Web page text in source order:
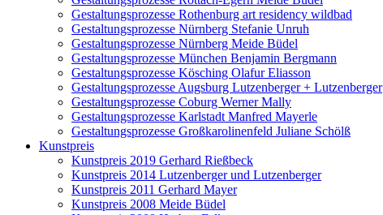
Gestaltungsprozesse Rothenburg art residency wildbad
Gestaltungsprozesse Nürnberg Stefanie Unruh
Gestaltungsprozesse Nürnberg Meide Büdel
Gestaltungsprozesse München Benjamin Bergmann
Gestaltungsprozesse Kösching Olafur Eliasson
Gestaltungsprozesse Augsburg Lutzenberger + Lutzenberger
Gestaltungsprozesse Coburg Werner Mally
Gestaltungsprozesse Karlstadt Manfred Mayerle
Gestaltungsprozesse Großkarolinenfeld Juliane Schölß
Kunstpreis
Kunstpreis 2019 Gerhard Rießbeck
Kunstpreis 2014 Lutzenberger und Lutzenberger
Kunstpreis 2011 Gerhard Mayer
Kunstpreis 2008 Meide Büdel